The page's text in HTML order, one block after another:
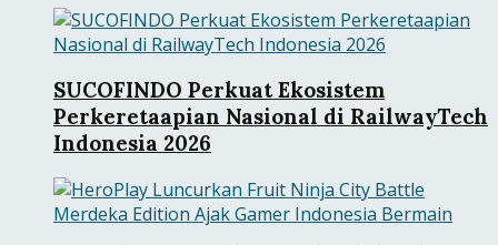
SUCOFINDO Perkuat Ekosistem
Perkeretaapian Nasional di RailwayTech
Indonesia 2026